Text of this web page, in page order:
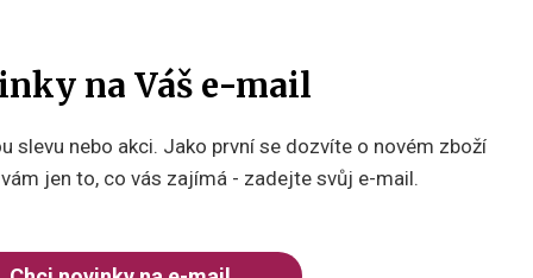
na Váš e-mail
slevu nebo akci. Jako první se dozvíte o novém zboží
jen to, co vás zajímá - zadejte svůj e-mail.